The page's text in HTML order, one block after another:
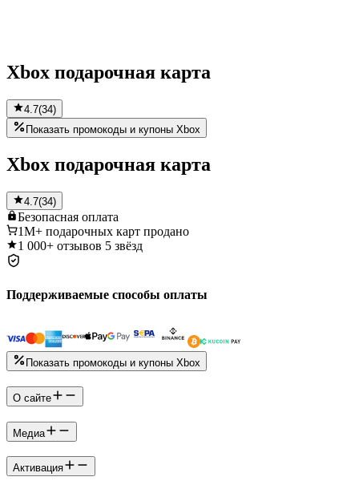
Xbox подарочная карта
4.7(34)
Показать промокоды и купоны Xbox
Xbox подарочная карта
4.7(34)
Безопасная оплата
1M+ подарочных карт продано
1 000+ отзывов 5 звёзд
Поддерживаемые способы оплаты
Показать промокоды и купоны Xbox
О сайте
Медиа
Активация